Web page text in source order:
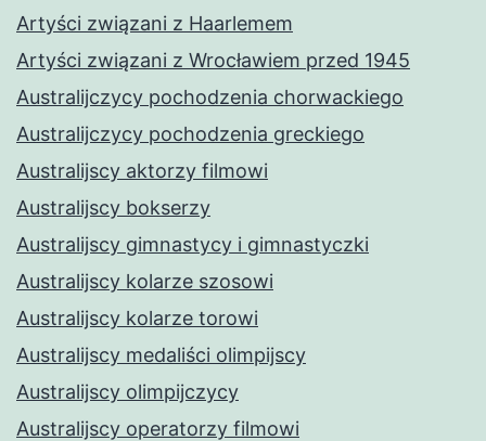
Artyści związani z Haarlemem
Artyści związani z Wrocławiem przed 1945
Australijczycy pochodzenia chorwackiego
Australijczycy pochodzenia greckiego
Australijscy aktorzy filmowi
Australijscy bokserzy
Australijscy gimnastycy i gimnastyczki
Australijscy kolarze szosowi
Australijscy kolarze torowi
Australijscy medaliści olimpijscy
Australijscy olimpijczycy
Australijscy operatorzy filmowi